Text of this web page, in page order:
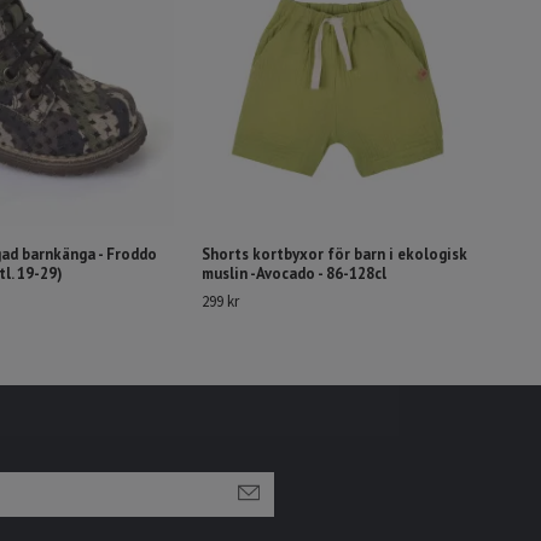
barnkänga - Froddo
19-29)
Shorts kortbyxor för barn i ekologisk
muslin -Avocado - 86-128cl
299 kr